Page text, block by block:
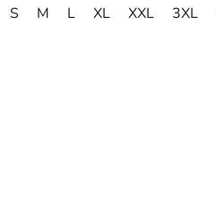
S M L XL XXL 3XL